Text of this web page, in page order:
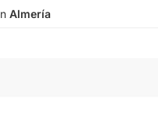
Almería